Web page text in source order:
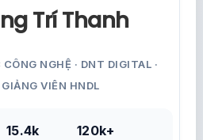
Trí Thanh
NGHỆ · DNT DIGITAL ·
GIẢNG VIÊN HNDL
15.4k 120k+